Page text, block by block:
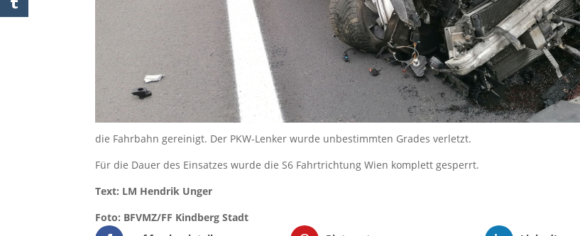
die Fahrbahn gereinigt. Der PKW-Lenker wurde unbestimmten Grades verletzt.
Für die Dauer des Einsatzes wurde die S6 Fahrtrichtung Wien komplett gesperrt.
Text: LM Hendrik Unger
Foto: BFVMZ/FF Kindberg Stadt